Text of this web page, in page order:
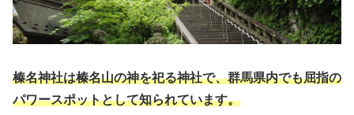
榛名神社は榛名山の神を祀る神社で、群馬県内でも屈指の
パワースポットとして知られています。